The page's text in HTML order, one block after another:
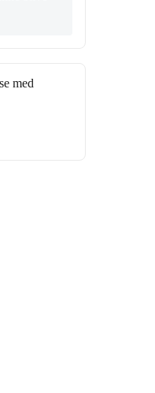
med